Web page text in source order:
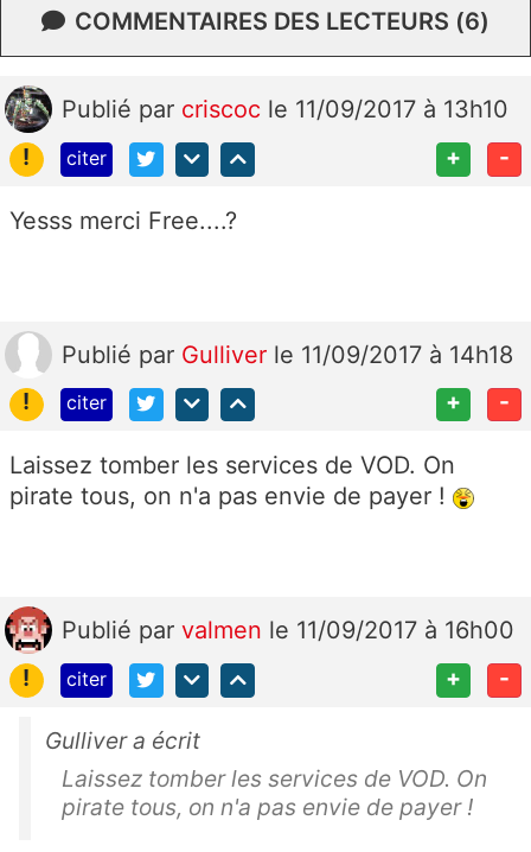
COMMENTAIRES DES LECTEURS (6)
Publié par criscoc le 11/09/2017 à 13h10
!
citer + -
Yesss merci Free....?
Publié par Gulliver le 11/09/2017 à 14h18
!
citer + -
Laissez tomber les services de VOD. On
pirate tous, on n'a pas envie de payer !
Publié par valmen le 11/09/2017 à 16h00
!
citer + -
Gulliver a écrit
Laissez tomber les services de VOD. On
pirate tous, on n'a pas envie de payer !